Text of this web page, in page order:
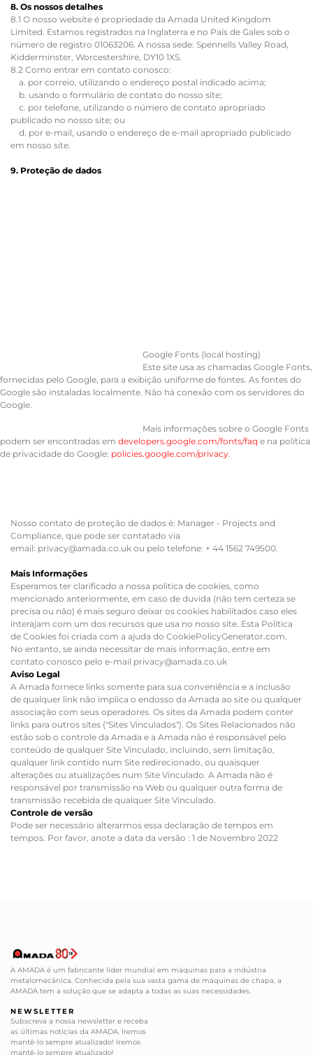
8. Os nossos detalhes
8.1 O nosso website é propriedade da Amada United Kingdom
Limited. Estamos registrados na Inglaterra e no País de Gales sob o
número de registro 01063206. A nossa sede: Spennells Valley Road,
Kidderminster, Worcestershire, DY10 1XS.
8.2 Como entrar em contato conosco:
a. por correio, utilizando o endereço postal indicado acima;
b. usando o formulário de contato do nosso site;
c. por telefone, utilizando o número de contato apropriado
publicado no nosso site; ou
d. por e-mail, usando o endereço de e-mail apropriado publicado
em nosso site.
9. Proteção de dados
Google Fonts (local hosting)
Este site usa as chamadas Google Fonts,
fornecidas pelo Google, para a exibição uniforme de fontes. As fontes do
Google são instaladas localmente. Não há conexão com os servidores do
Google.
Mais informações sobre o Google Fonts
podem ser encontradas em developers.google.com/fonts/faq e na política
de privacidade do Google: policies.google.com/privacy
Nosso contato de proteção de dados é: Manager - Projects and
Compliance, que pode ser contatado via
email: privacy@amada.co.uk ou pelo telefone: + 44 1562 749500.
Mais Informações
Esperamos ter clarificado a nossa politica de cookies, como
mencionado anteriormente, em caso de duvida (não tem certeza se
precisa ou não) é mais seguro deixar os cookies habilitados caso eles
interajam com um dos recursos que usa no nosso site. Esta Política
de Cookies foi criada com a ajuda do CookiePolicyGenerator.com.
No entanto, se ainda necessitar de mais informação, entre em
contato conosco pelo e-mail privacy@amada.co.uk
Aviso Legal
A Amada fornece links somente para sua conveniência e a inclusão
de qualquer link não implica o endosso da Amada ao site ou qualquer
associação com seus operadores. Os sites da Amada podem conter
links para outros sites ("Sites Vinculados"). Os Sites Relacionados não
estão sob o controle da Amada e a Amada não é responsável pelo
conteúdo de qualquer Site Vinculado, incluindo, sem limitação,
qualquer link contido num Site redirecionado, ou quaisquer
alterações ou atualizações num Site Vinculado. A Amada não é
responsável por transmissão na Web ou qualquer outra forma de
transmissão recebida de qualquer Site Vinculado.
Controle de versão
Pode ser necessário alterarmos essa declaração de tempos em
tempos. Por favor, anote a data da versão : 1 de Novembro 2022
A AMADA é um fabricante líder mundial em máquinas para a indústria
metalomecânica. Conhecida pela sua vasta gama de máquinas de chapa, a
AMADA tem a solução que se adapta a todas as suas necessidades.
NEWSLETTER
Subscreva a nossa newsletter e receba
as últimas notícias da AMADA. Iremos
mantê-lo sempre atualizado! Iremos
mantê-lo sempre atualizado!